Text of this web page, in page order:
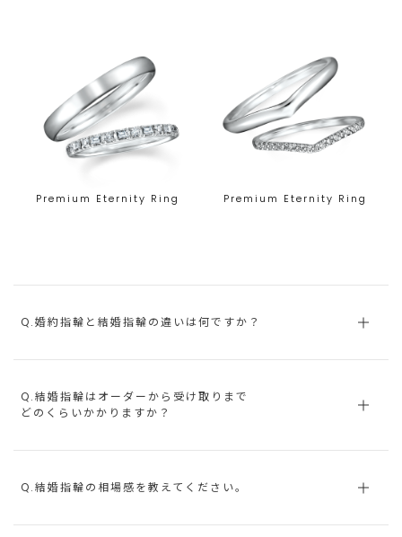
Premium Eternity Ring Premium Eternity Ring
Q.婚約指輪と結婚指輪の違いは何ですか？
Q.結婚指輪はオーダーから受け取りまで
どのくらいかかりますか？
Q.結婚指輪の相場感を教えてください。